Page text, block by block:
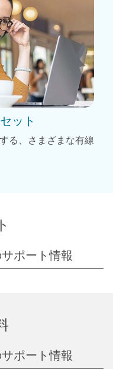
ット
る、さまざまな有線
ポート情報
ポート情報